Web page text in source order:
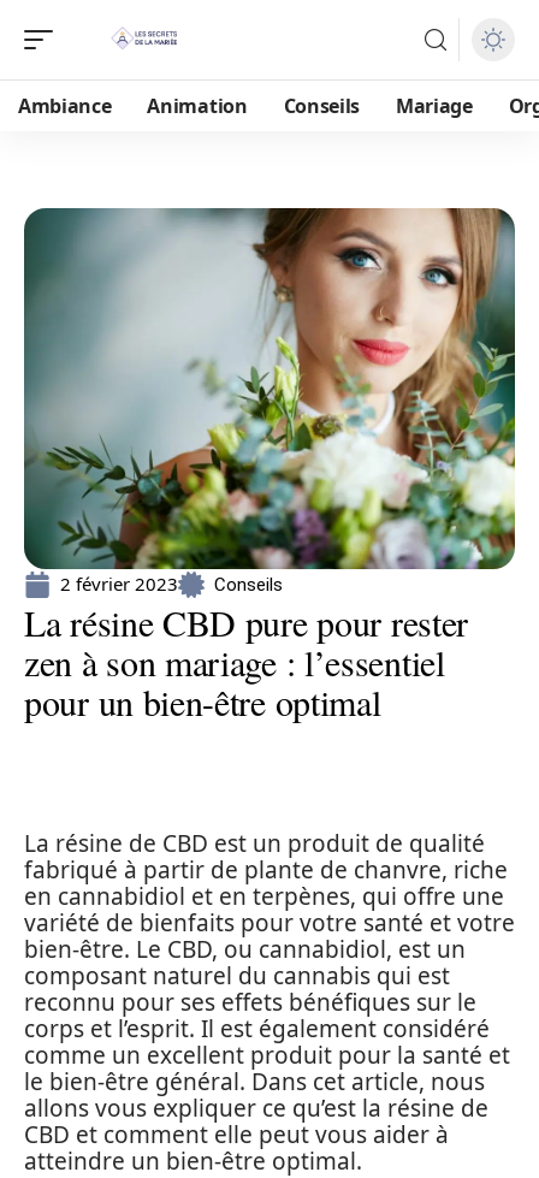
Ambiance Animation Conseils Mariage
2 février 2023 Conseils
La résine CBD pure pour rester
zen à son mariage : l’essentiel
pour un bien-être optimal
La résine de CBD est un produit de qualité
fabriqué à partir de plante de chanvre, riche
en cannabidiol et en terpènes, qui offre une
variété de bienfaits pour votre santé et votre
bien-être. Le CBD, ou cannabidiol, est un
composant naturel du cannabis qui est
reconnu pour ses effets bénéfiques sur le
corps et l’esprit. Il est également considéré
comme un excellent produit pour la santé et
le bien-être général. Dans cet article, nous
allons vous expliquer ce qu’est la résine de
CBD et comment elle peut vous aider à
atteindre un bien-être optimal.